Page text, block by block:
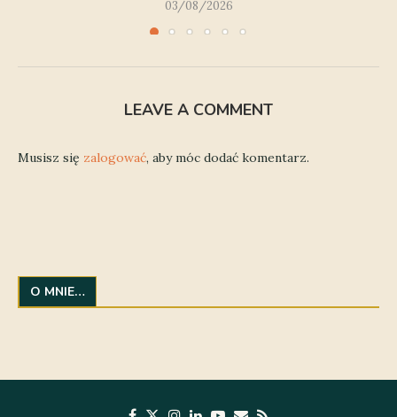
03/08/2026
LEAVE A COMMENT
Musisz się zalogować, aby móc dodać komentarz.
O MNIE…